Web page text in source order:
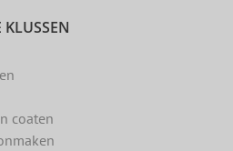
coaten